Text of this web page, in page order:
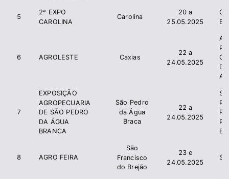
5
2ª EXPO
CAROLINA
Carolina
20 a
25.05.2025
E
6 AGROLESTE Caxias
22 a
24.05.2025
7
EXPOSIÇÃO
AGROPECUARIA
DE SÃO PEDRO
DA ÁGUA
BRANCA
São Pedro
da Água
Braca
22 a
24.05.2025
8 AGRO FEIRA
São
Francisco
do Brejão
23 e
24.05.2025